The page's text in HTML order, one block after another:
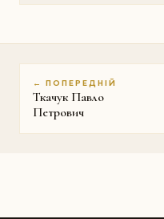
← ПОПЕРЕДНІЙ
Ткачук Павло
Петрович